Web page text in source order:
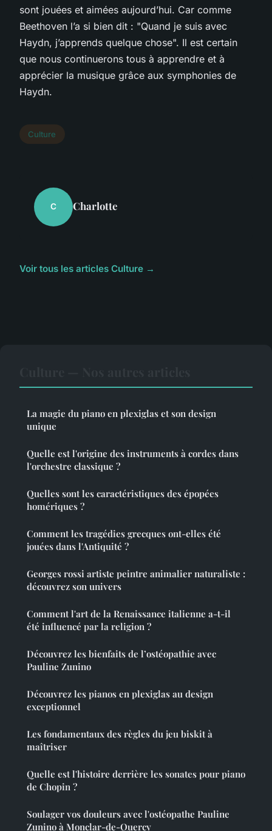
sont jouées et aimées aujourd’hui. Car comme
Beethoven l’a si bien dit : "Quand je suis avec
Haydn, j’apprends quelque chose". Il est certain
que nous continuerons tous à apprendre et à
apprécier la musique grâce aux symphonies de
Haydn.
Culture
C Charlotte
Voir tous les articles Culture →
La magie du piano en plexiglas et son design
unique
Quelle est l'origine des instruments à cordes dans
l'orchestre classique ?
Quelles sont les caractéristiques des épopées
homériques ?
Comment les tragédies grecques ont-elles été
jouées dans l'Antiquité ?
Georges rossi artiste peintre animalier naturaliste :
découvrez son univers
Comment l'art de la Renaissance italienne a-t-il
été influencé par la religion ?
Découvrez les bienfaits de l’ostéopathie avec
Pauline Zunino
Découvrez les pianos en plexiglas au design
exceptionnel
Les fondamentaux des règles du jeu biskit à
maîtriser
Quelle est l'histoire derrière les sonates pour piano
de Chopin ?
Soulager vos douleurs avec l'ostéopathe Pauline
Zunino à Monclar-de-Quercy